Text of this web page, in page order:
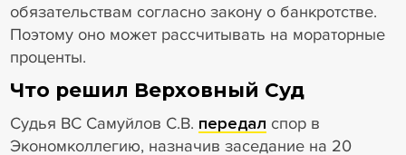
обязательствам согласно закону о банкротстве.
Поэтому оно может рассчитывать на мораторные
проценты.
Что решил Верховный Суд
Судья ВС Самуйлов С.В. передал спор в
Экономколлегию, назначив заседание на 20